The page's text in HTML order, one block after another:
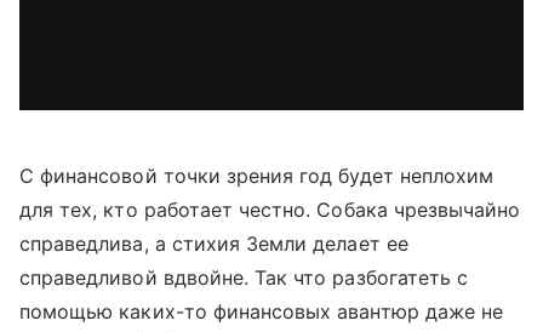
С финансовой точки зрения год будет неплохим
для тех, кто работает честно. Собака чрезвычайно
справедлива, а стихия Земли делает ее
справедливой вдвойне. Так что разбогатеть с
помощью каких-то финансовых авантюр даже не